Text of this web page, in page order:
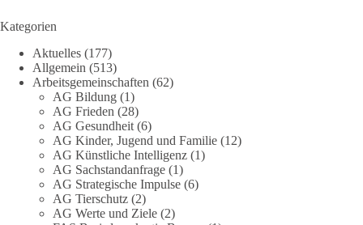
Folgen für Kinder, Familien, Unternehmen und das Vertrauen
🟩🟩🟦🟦🟥🟥🟧🟧
Eine demokratische Gesellschaft lebt nicht davon, unbequeme
Fragen zu vermeiden. Sie lebt davon, Fragen offen zu stellen
und transparent zu beantworten.
dieBasis fordert deshalb weiterhin eine unabhängige,
vollständige und transparente Aufarbeitung der Corona-Politik.
Ohne Denkverbote, ohne Vorverurteilungen und ohne Tabus.
Kategorien
Aktuelles (177)
Allgemein (513)
Arbeitsgemeinschaften (62)
AG Bildung (1)
AG Frieden (28)
AG Gesundheit (6)
AG Kinder, Jugend und Familie (12)
AG Künstliche Intelligenz (1)
AG Sachstandanfrage (1)
AG Strategische Impulse (6)
AG Tierschutz (2)
AG Werte und Ziele (2)